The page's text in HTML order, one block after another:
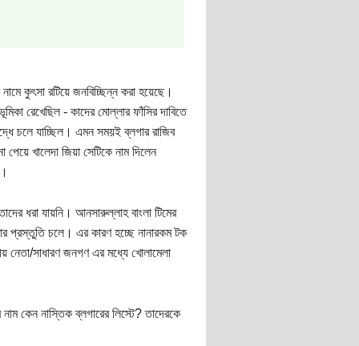
কুৎসা রটিয়ে জনবিচ্ছিন্ন করা হয়েছে।
রেখেছিল - কাদের মোল্লার ফাঁসির দাবিতে
চলে যাচ্ছিল। এমন সময়ই ব্লগার রাজিব
খালেদা জিয়া সেটিকে নাম দিলেন
ধরা যায়নি। আনসারুল্লাহ বাংলা টিমের
প্রস্তুতি চলে। এর কারণ হচ্ছে নানারকম টক
নেতা/সাধারণ জনগণ এর মধ্যে খোলামেলা
কেন নাস্তিক ব্লগারের লিস্টে? তাদেরকে